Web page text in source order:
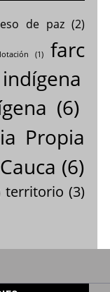
de paz(2)
(1)
farc
(6)
Propia
(6)
territorio (3)